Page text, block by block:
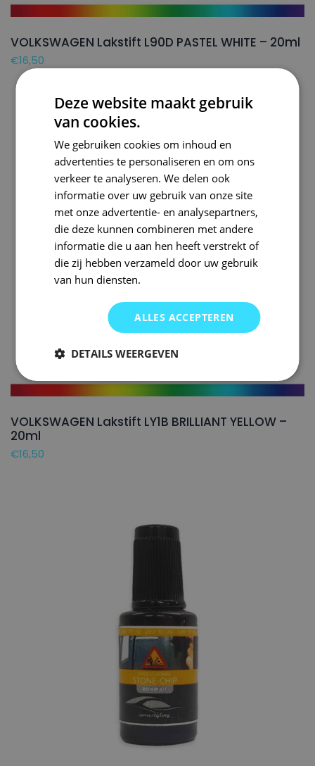
VOLKSWAGEN Lakstift L90D PASTEL WHITE – 20ml
€16,50
VOLKSWAGEN Lakstift LY1B BRILLIANT YELLOW –
20ml
€16,50
Deze website maakt gebruik
van cookies.
We gebruiken cookies om inhoud en
advertenties te personaliseren en om ons
verkeer te analyseren. We delen ook
informatie over uw gebruik van onze site
met onze advertentie- en analysepartners,
die deze kunnen combineren met andere
informatie die u aan hen heeft verstrekt of
die zij hebben verzameld door uw gebruik
van hun diensten.
ALLES ACCEPTEREN
DETAILS WEERGEVEN